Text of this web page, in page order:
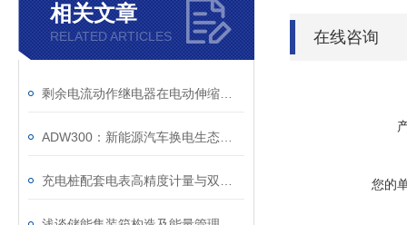
相关文章
RELATED ARTICLES 在线咨询
您的